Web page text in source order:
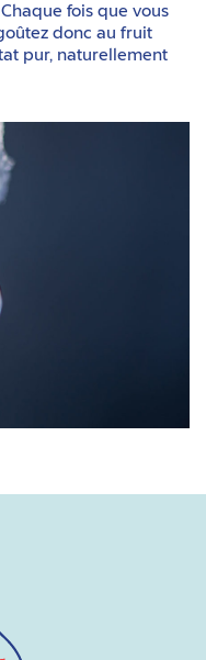
fois que vous
donc au fruit
pur, naturellement